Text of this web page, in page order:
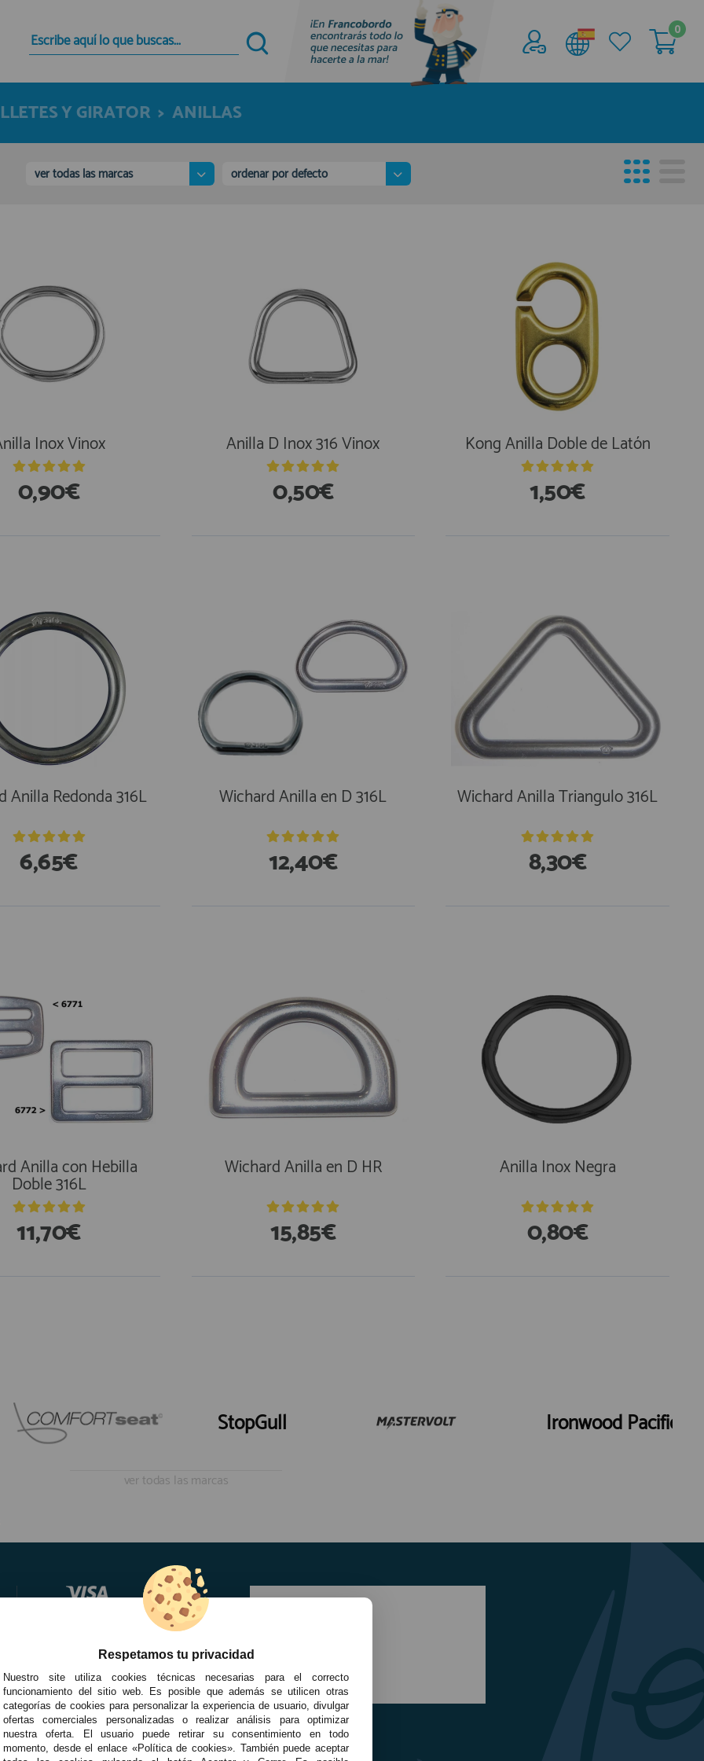
Quiero registrarme
Nuevo cliente
Al crear una cuenta en francobordo.com podrás
tienda virtual, revisar el estado de tus pedidos y
consultar tus operaciones anteriores.
Acceder al
Área profesionales
Únete ya a los mas de de 500 Profesionales de
la Náutica
0
Y GIRATOR > ANILLAS
ver todas las marcas ordenar por defecto
Inox Vinox
0,90€
Anilla D Inox 316 Vinox
0,50€
Kong Anilla Doble de Latón
1,50€
Anilla Redonda 316L
6,65€
Wichard Anilla en D 316L
12,40€
Wichard Anilla Triangulo 316L
8,30€
Anilla con Hebilla
Doble 316L
11,70€
Wichard Anilla en D HR
15,85€
Anilla Inox Negra
0,80€
StopGull Ironwood Pacific
ver todas las marcas
Respetamos tu privacidad
Nuestro site utiliza cookies técnicas necesarias para el correcto
funcionamiento del sitio web. Es posible que además se utilicen otras
categorías de cookies para personalizar la experiencia de usuario, divulgar
ofertas comerciales personalizadas o realizar análisis para optimizar
nuestra oferta. El usuario puede retirar su consentimiento en todo
momento, desde el enlace «Política de cookies». También puede aceptar